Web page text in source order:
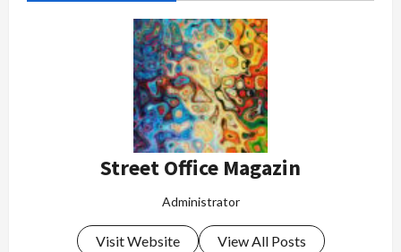
Street Office Magazin
Administrator
Visit Website View All Posts